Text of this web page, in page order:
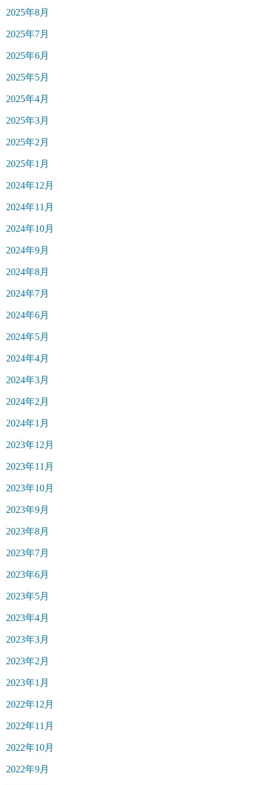
2025年8月
2025年7月
2025年6月
2025年5月
2025年4月
2025年3月
2025年2月
2025年1月
2024年12月
2024年11月
2024年10月
2024年9月
2024年8月
2024年7月
2024年6月
2024年5月
2024年4月
2024年3月
2024年2月
2024年1月
2023年12月
2023年11月
2023年10月
2023年9月
2023年8月
2023年7月
2023年6月
2023年5月
2023年4月
2023年3月
2023年2月
2023年1月
2022年12月
2022年11月
2022年10月
2022年9月